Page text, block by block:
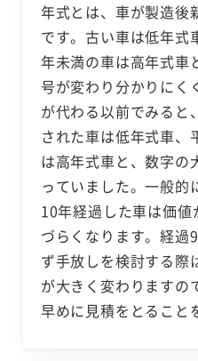
年式とは、車が製造後
です。古い車は低年式
年未満の車は高年式車
号が変わり分かりにく
が代わる以前でみると
された車は低年式車
は高年式車と、数字の
っていました。一般的
10年経過した車は価
づらくなります。経過
ず手放しを検討する際
が大きく変わりますの
早めに見積をとること